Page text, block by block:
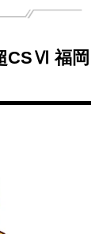
CSⅥ 福岡